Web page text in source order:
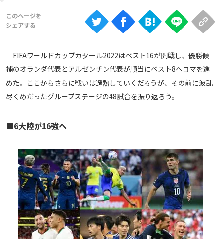
ABEMAの視聴について
iOS Apps
Web
TV
FIFAワールドカップカタール2022はベスト16が開戦し、優勝候
補のオランダ代表とアルゼンチン代表が順当にベスト8へコマを進
めた。ここからさらに戦いは過熱していくだろうが、その前に波乱
尽くめだったグループステージの48試合を振り返ろう。
■6大陸が16強へ